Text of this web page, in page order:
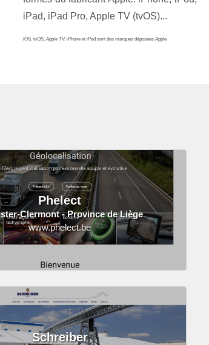
iPad, iPad Pro, Apple TV (tvOS)...
iOS, tvOS, Apple TV, iPhone et iPad sont des marques déposées Apple
Phelect
Clermont - Province de Liège
www.phelect.be
Schreiber